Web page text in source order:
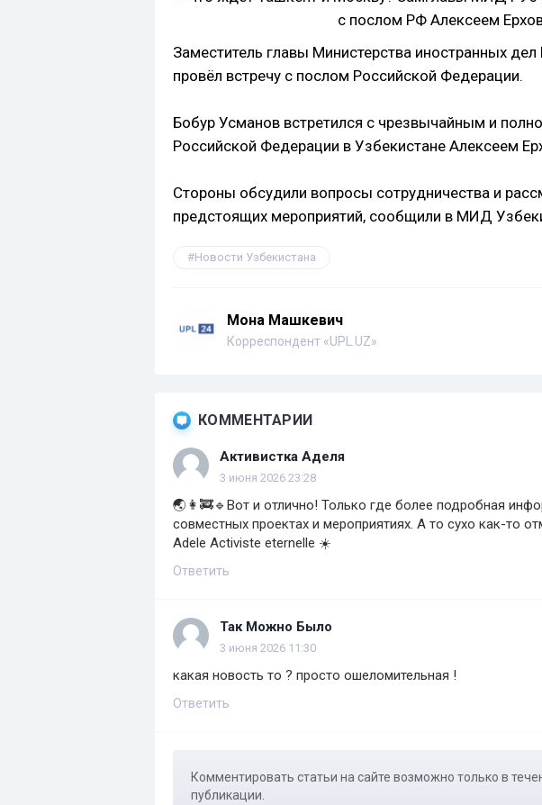
Заместитель главы Министерства иностранных
провёл встречу с послом Российской Федерации.
Бобур Усманов встретился с чрезвычайным и
Российской Федерации в Узбекистане Алексеем
Стороны обсудили вопросы сотрудничества и
предстоящих мероприятий, сообщили в МИД
Новости Узбекистана
Мона Машкевич
Корреспондент «UPL.UZ»
КОММЕНТАРИИ
Активистка Аделя
3 июня 2026 23:28
🌏👩‍🚒🔹Вот и отлично! Только где более подробная
совместных проектах и мероприятиях. А то сухо как-то
Adele Activiste eternelle ☀️
Ответить
Так Можно Было
3 июня 2026 11:30
какая новость то ? просто ошеломительная !
Ответить
Комментировать статьи на сайте возможно только в
публикации.